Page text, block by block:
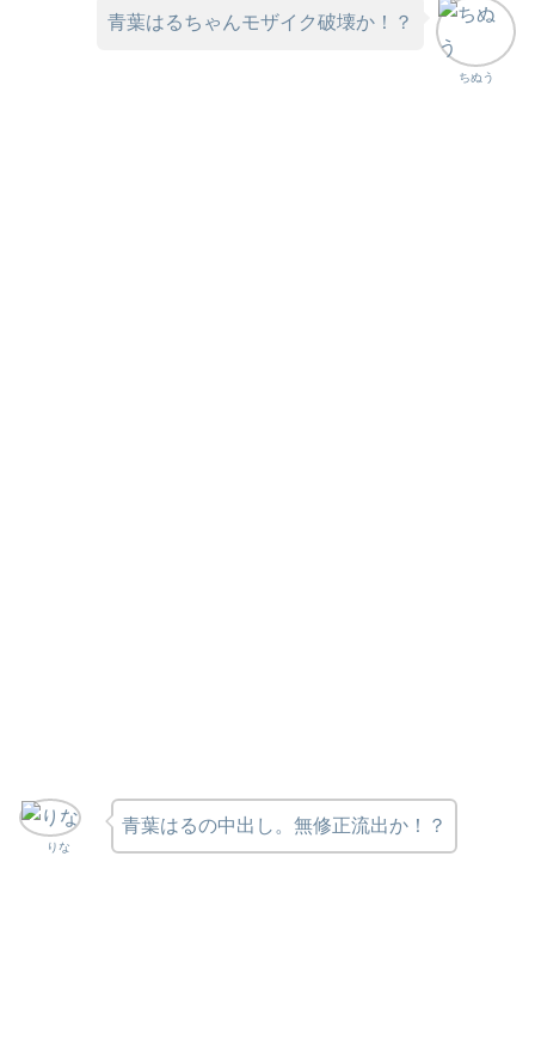
ちぬう
青葉はるちゃんモザイク破壊か！？
りな
青葉はるの中出し。無修正流出か！？